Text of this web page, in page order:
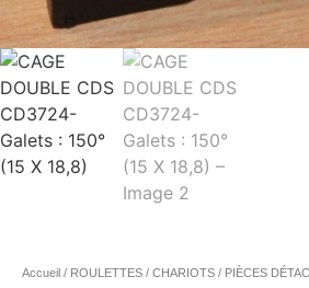
Accueil / ROULETTES / CHARIOTS / PIÈCES